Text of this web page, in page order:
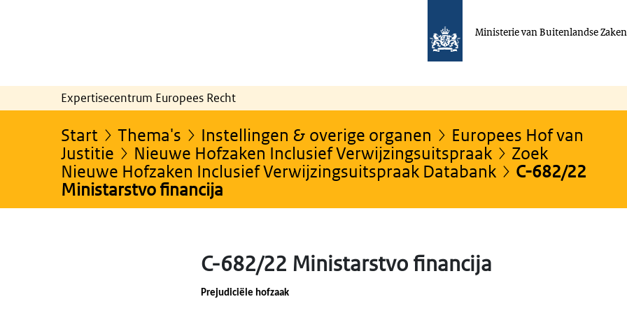
Ministerie van Buitenlandse Zaken
Expertisecentrum Europees Recht
Start Thema's Instellingen & overige organen
Europees Hof van
Justitie
Nieuwe Hofzaken Inclusief Verwijzingsuitspraak
Zoek
Nieuwe Hofzaken Inclusief Verwijzingsuitspraak Databank
C-682/22
Ministarstvo financija
C-682/22 Ministarstvo financija
Prejudiciële hofzaak